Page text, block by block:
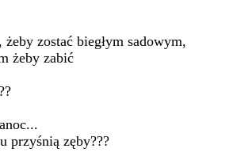
zostać biegłym sadowym,
żeby zabić
przyśnią zęby???